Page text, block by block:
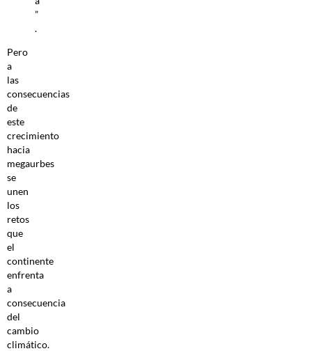
”
.
Pero
a
las
consecuencias
de
este
crecimiento
hacia
megaurbes
se
unen
los
retos
que
el
continente
enfrenta
a
consecuencia
del
cambio
climático.